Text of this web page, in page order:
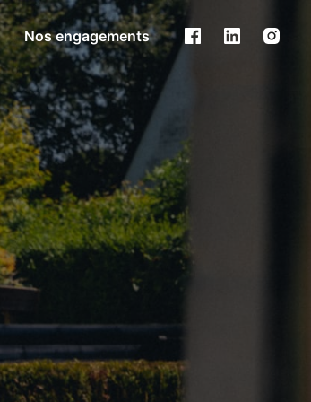
Nos engagements